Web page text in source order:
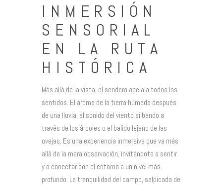
INMERSIÓN
SENSORIAL
EN LA RUTA
HISTÓRICA
Más allá de la vista, el sendero apela a todos los
sentidos. El aroma de la tierra húmeda después
de una lluvia, el sonido del viento silbando a
través de los árboles o el balido lejano de las
ovejas. Es una experiencia inmersiva que va más
allá de la mera observación, invitándote a sentir
y a conectar con el entorno a un nivel más
profundo. La tranquilidad del campo, salpicada de